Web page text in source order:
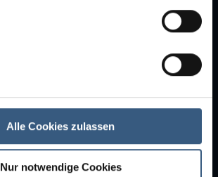
Alle Cookies zulassen
Nur notwendige Cookies